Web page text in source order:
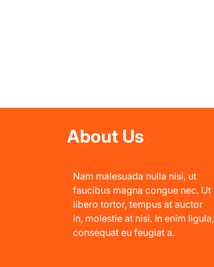
About Us
Nam malesuada nulla nisi, ut
faucibus magna congue nec. Ut
libero tortor, tempus at auctor
in, molestie at nisi. In enim ligula,
consequat eu feugiat a.